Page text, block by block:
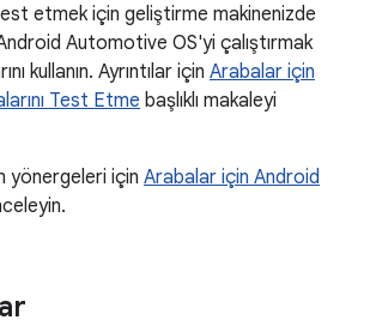
test etmek için geliştirme makinenizde
Automotive OS'yi çalıştırmak
kullanın. Ayrıntılar için Arabalar için
Test Etme başlıklı makaleyi
yönergeleri için Arabalar için Android